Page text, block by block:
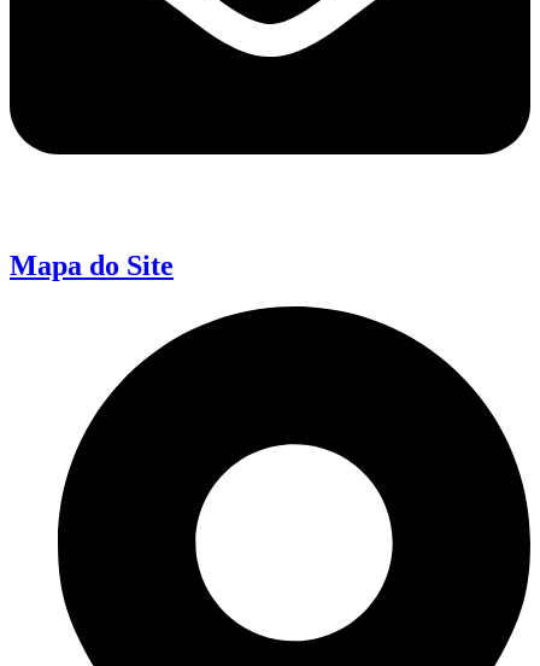
Mapa do Site